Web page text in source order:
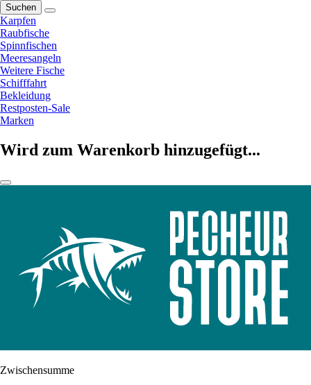
Suchen
Karpfen
Raubfische
Spinnfischen
Meeresangeln
Weitere Fische
Schifffahrt
Bekleidung
Restposten-Sale
Marken
Wird zum Warenkorb hinzugefügt...
Zwischensumme